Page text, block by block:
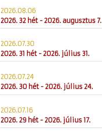
2026.08.06
2026. 32 hét - 2026. augusztus 7.
2026.07.30
2026. 31 hét - 2026. július 31.
2026.07.24
2026. 30 hét - 2026. július 24.
2026.07.16
2026. 29 hét - 2026. július 17.